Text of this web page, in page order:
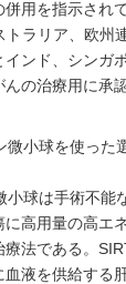
用を指示され
ラリア、欧州
ンド、シンガ
の治療用に承
小球を使った
小球は手術不能
高用量の高エ
法である。
血液を供給する